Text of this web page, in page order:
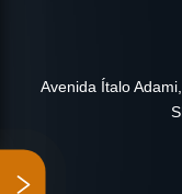
Avenida Ítalo